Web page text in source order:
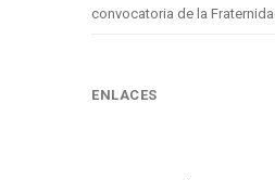
convocatoria de la
ENLACES